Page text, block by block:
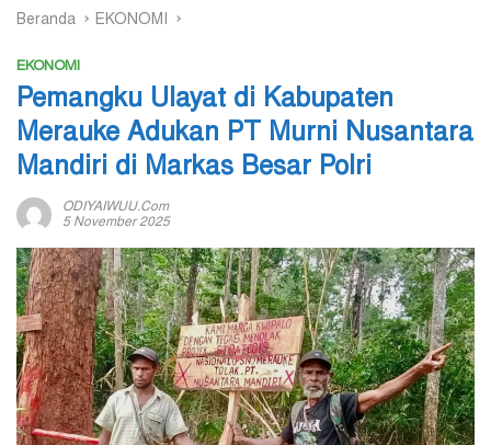
Beranda EKONOMI
EKONOMI
Pemangku Ulayat di Kabupaten
Merauke Adukan PT Murni Nusantara
Mandiri di Markas Besar Polri
ODIYAIWUU.com
5 November 2025